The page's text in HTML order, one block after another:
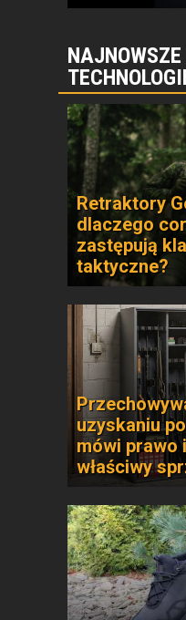
Retraktory
dlaczego
zastępują
taktyczne?
uzyskaniu
mówi prawo
właściwy